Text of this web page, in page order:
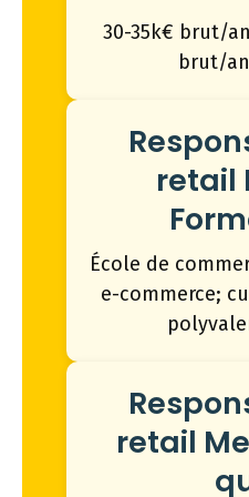
30-35k€ brut/
brut/
retail
École de
e-commerce;
retail